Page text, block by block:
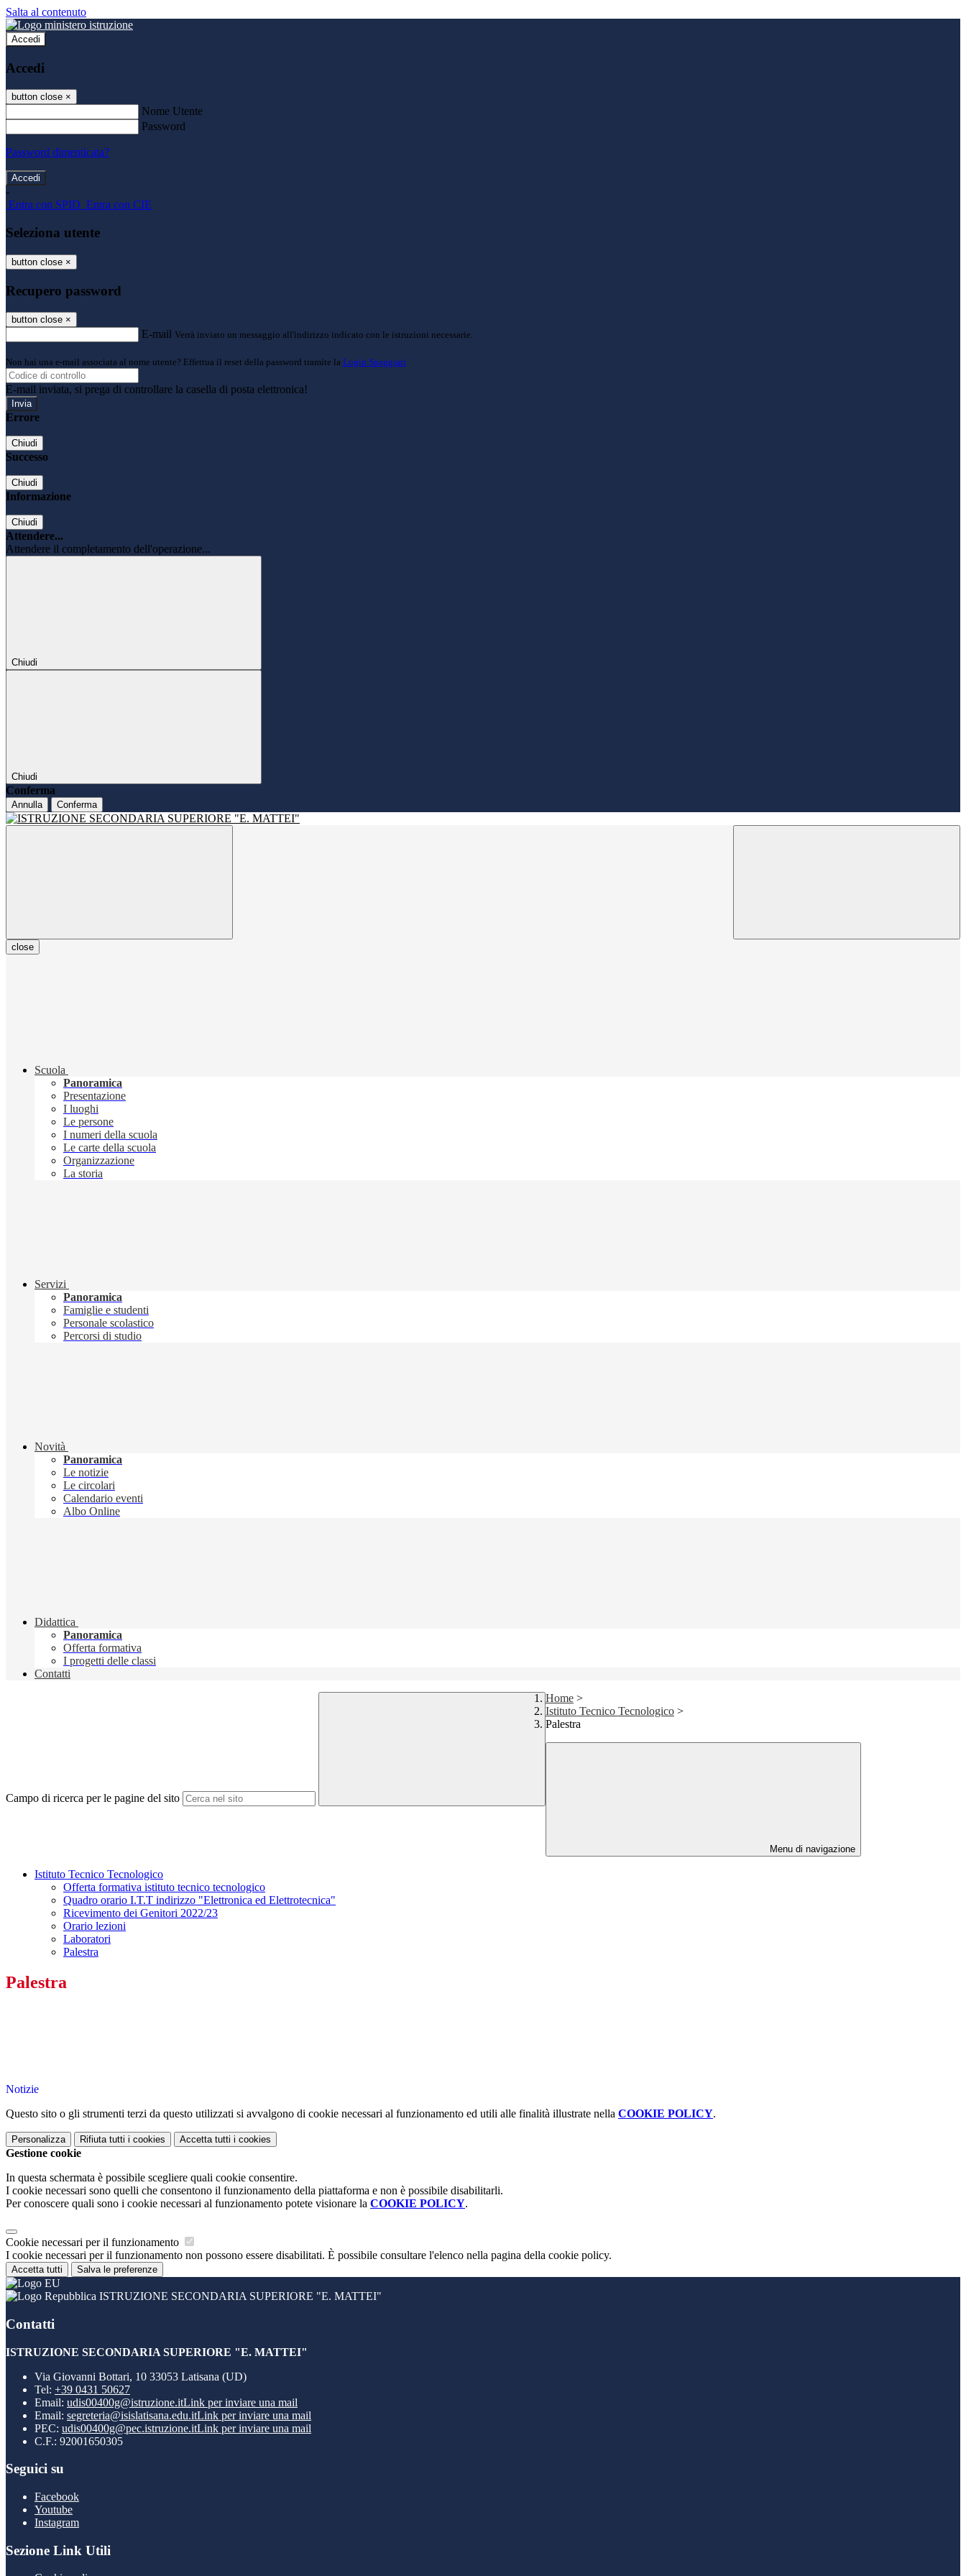
Salta al contenuto
Accedi
Accedi
button close ×
Nome Utente
Password
Password dimenticata?
-
Entra con SPID Entra con CIE
Seleziona utente
button close ×
Recupero password
button close ×
E-mail Verrà inviato un messaggio all'indirizzo indicato con le istruzioni necessarie.
Non hai una e-mail associata al nome utente? Effettua il reset della password tramite la Login Spaggiari
E-mail inviata, si prega di controllare la casella di posta elettronica!
Errore
Chiudi
Successo
Chiudi
Informazione
Chiudi
Attendere...
Attendere il completamento dell'operazione...
Chiudi
Chiudi
Conferma
Annulla Conferma
close
Scuola
Panoramica
Presentazione
I luoghi
Le persone
I numeri della scuola
Le carte della scuola
Organizzazione
La storia
Servizi
Panoramica
Famiglie e studenti
Personale scolastico
Percorsi di studio
Novità
Panoramica
Le notizie
Le circolari
Calendario eventi
Albo Online
Didattica
Panoramica
Offerta formativa
I progetti delle classi
Contatti
Campo di ricerca per le pagine del sito
Home >
Istituto Tecnico Tecnologico >
Palestra
Menu di navigazione
Istituto Tecnico Tecnologico
Offerta formativa istituto tecnico tecnologico
Quadro orario I.T.T indirizzo "Elettronica ed Elettrotecnica"
Ricevimento dei Genitori 2022/23
Orario lezioni
Laboratori
Palestra
Palestra
Notizie
Questo sito o gli strumenti terzi da questo utilizzati si avvalgono di cookie necessari al funzionamento ed utili alle finalità illustrate nella COOKIE POLICY.
Personalizza Rifiuta tutti i cookies Accetta tutti i cookies
Gestione cookie
In questa schermata è possibile scegliere quali cookie consentire.
I cookie necessari sono quelli che consentono il funzionamento della piattaforma e non è possibile disabilitarli.
Per conoscere quali sono i cookie necessari al funzionamento potete visionare la COOKIE POLICY.
Cookie necessari per il funzionamento
I cookie necessari per il funzionamento non possono essere disabilitati. È possibile consultare l'elenco nella pagina della cookie policy.
Accetta tutti Salva le preferenze
ISTRUZIONE SECONDARIA SUPERIORE "E. MATTEI"
Contatti
ISTRUZIONE SECONDARIA SUPERIORE "E. MATTEI"
Via Giovanni Bottari, 10 33053 Latisana (UD)
Tel: +39 0431 50627
Email: udis00400g@istruzione.itLink per inviare una mail
Email: segreteria@isislatisana.edu.itLink per inviare una mail
PEC: udis00400g@pec.istruzione.itLink per inviare una mail
C.F.: 92001650305
Seguici su
Facebook
Youtube
Instagram
Sezione Link Utili